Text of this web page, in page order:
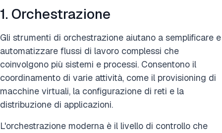
1. Orchestrazione
Gli strumenti di orchestrazione aiutano a semplificare e
automatizzare flussi di lavoro complessi che
coinvolgono più sistemi e processi. Consentono il
coordinamento di varie attività, come il provisioning di
macchine virtuali, la configurazione di reti e la
distribuzione di applicazioni.
L'orchestrazione moderna è il livello di controllo che